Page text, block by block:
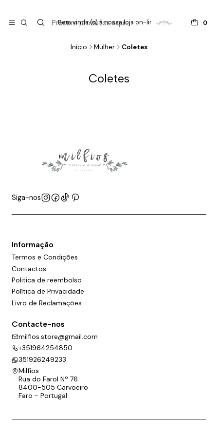
0
Bem vinda (o) à nossa loja on-line !
Início Mulher Coletes
Coletes
Siga-nos
Informação
Termos e Condições
Contactos
Politica de reembolso
Política de Privacidade
Livro de Reclamações
Contacte-nos
milfios.store@gmail.com
+351964254850
351926249233
Milfios
Rua do Farol Nº 76
8400-505 Carvoeiro
Faro - Portugal